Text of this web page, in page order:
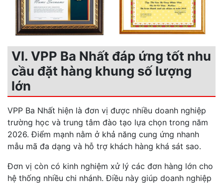
VI. VPP Ba Nhất đáp ứng tốt nhu
cầu đặt hàng khung số lượng
lớn
VPP Ba Nhất hiện là đơn vị được nhiều doanh nghiệp
trường học và trung tâm đào tạo lựa chọn trong năm
2026. Điểm mạnh nằm ở khả năng cung ứng nhanh
mẫu mã đa dạng và hỗ trợ khách hàng khá sát sao.
Đơn vị còn có kinh nghiệm xử lý các đơn hàng lớn cho
hệ thống nhiều chi nhánh. Điều này giúp doanh nghiệp